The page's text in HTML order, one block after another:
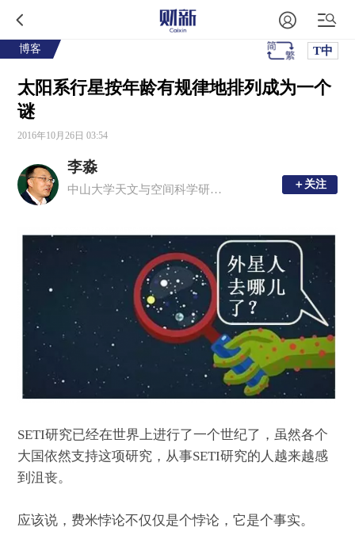
博客 T中
太阳系行星按年龄有规律地排列成为一个
谜
2016年10月26日 03:54
李淼
中山大学天文与空间科学研究院院长 ＋关注
＋关注
SETI研究已经在世界上进行了一个世纪了，虽然各个
大国依然支持这项研究，从事SETI研究的人越来越感
到沮丧。
应该说，费米悖论不仅仅是个悖论，它是个事实。